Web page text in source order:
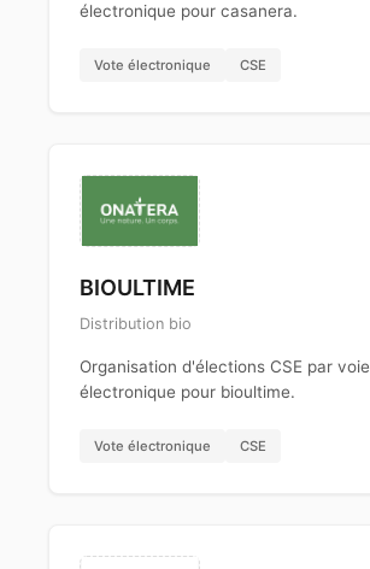
électronique pour casanera.
Vote électronique CSE
BIOULTIME
Distribution bio
Organisation d'élections CSE par voie
électronique pour bioultime.
Vote électronique CSE